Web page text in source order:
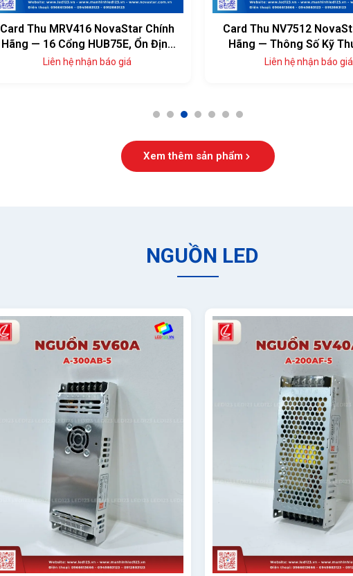
Card Thu MRV416 NovaStar Chính
Hãng — 16 Cổng HUB75E, Ổn Định
Cao
Liên hệ nhận báo giá
Card Thu NV7512
Hãng — Thông Số Kỹ
Đủ, Giá Tốt
Liên hệ nhận báo giá
1 2 3 4 5 6 7
Xem thêm sản phẩm
NGUỒN LED